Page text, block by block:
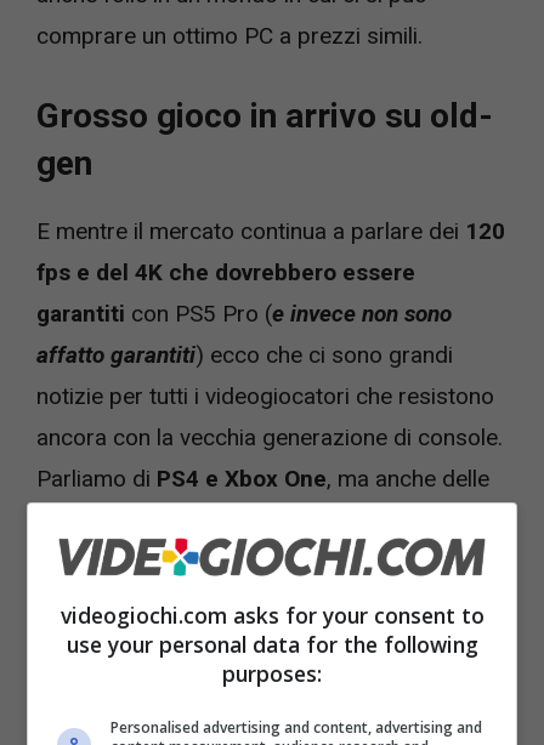
comprare un ottimo PC a prezzi simili.
Grosso gioco in arrivo su old-
gen
E mentre il mercato continua a parlare dei 120
fps e del 4K che dovrebbero essere
garantiti con PS5 Pro (e invece non sono
affatto garantiti) ecco che ci sono grandi
notizie per tutti i videogiocatori che resistono
ancora con la vecchia generazione di console.
Parliamo di PS4 e Xbox One, ma anche delle
ovveroPS4 ProeXbox One X.
videogiochi.com asks for your consent to
use your personal data for the following
purposes:
Personalised advertising and content, advertising and